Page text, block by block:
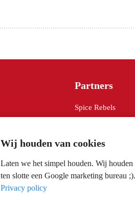
Partners
Spice Rebels
Wij houden van cookies
Laten we het simpel houden. Wij
ten slotte een Google marketing bureau
Privacy policy